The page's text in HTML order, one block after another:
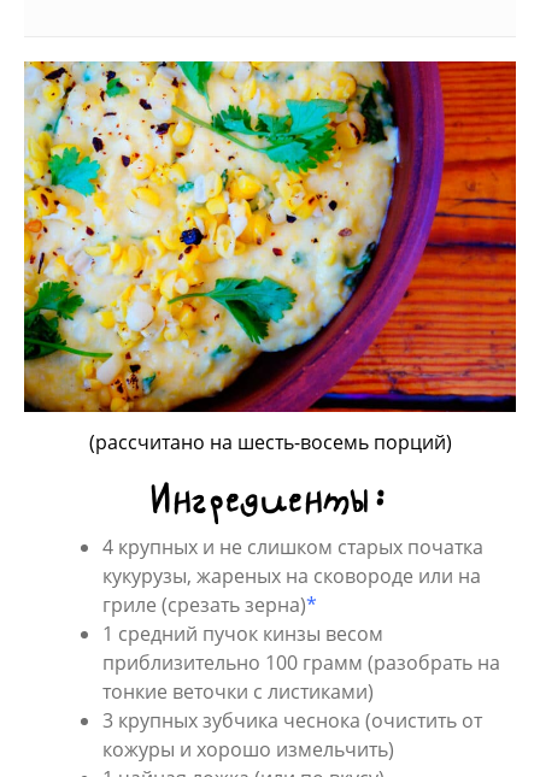
(рассчитано на шесть-восемь порций)
Ингредиенты:
4 крупных и не слишком старых початка
кукурузы, жареных на сковороде или на
гриле (срезать зерна)*
1 средний пучок кинзы весом
приблизительно 100 грамм (разобрать на
тонкие веточки с листиками)
3 крупных зубчика чеснока (очистить от
кожуры и хорошо измельчить)